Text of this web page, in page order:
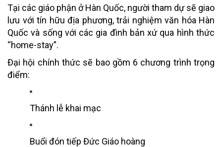
Tại các giáo phận ở Hàn Quốc, người tham dự sẽ giao
lưu với tín hữu địa phương, trải nghiệm văn hóa Hàn
Quốc và sống với các gia đình bản xứ qua hình thức
“home-stay”.
Đại hội chính thức sẽ bao gồm 6 chương trình trọng
điểm:
Thánh lễ khai mạc
Buổi đón tiếp Đức Giáo hoàng